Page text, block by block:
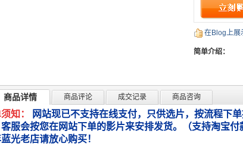
在Blog上展
简单介绍：
商品详情 商品评论 成交记录 商品咨询
知：
网站现已不支持在线支付，只供选片，按流程下
服会按您在网站下单的影片来安排发货。（支持淘宝付
光老店请放心购买！